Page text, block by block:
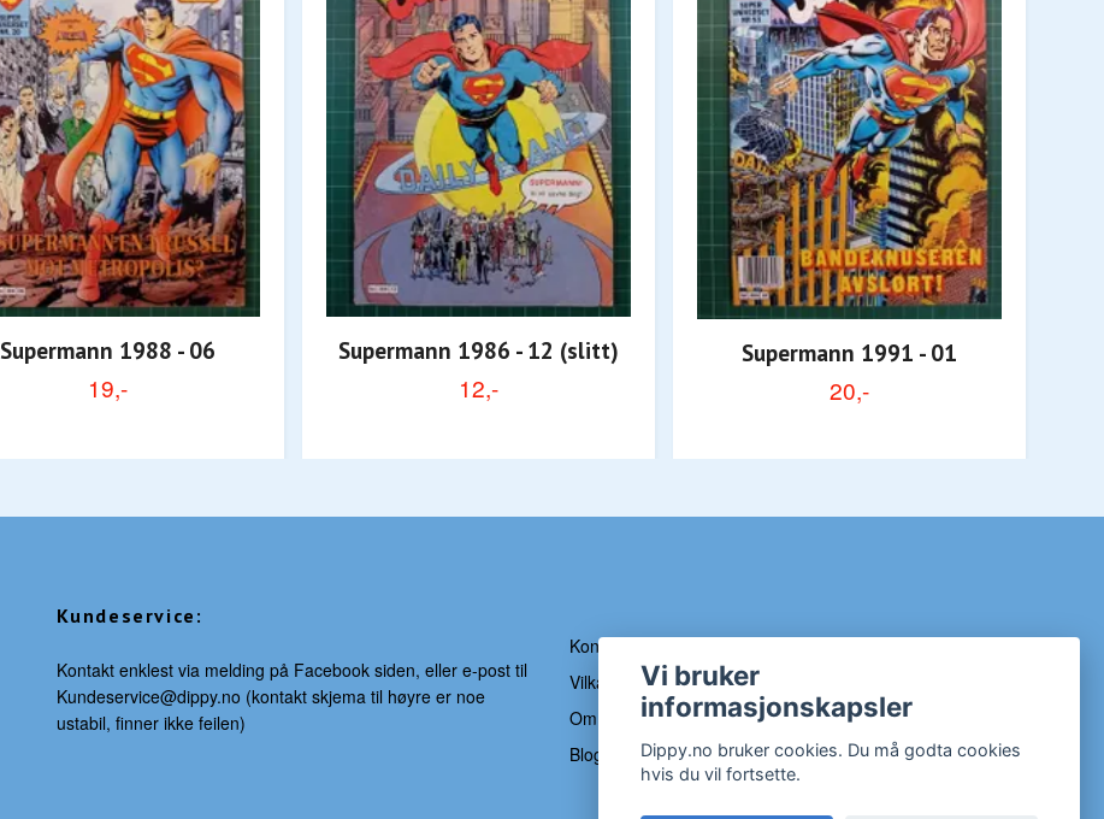
Supermann 1988 - 06
19,-
Supermann 1986 - 12 (slitt)
12,-
Supermann 1991 - 01
20,-
Kundeservice:
Kontakt enklest via melding på Facebook siden, eller e-post til
Kundeservice@dippy.no (kontakt skjema til høyre er noe
ustabil, finner ikke feilen)
Kontakt
Vilkår og betingelser
Om Dippy
Blogg
Vi bruker
informasjonskapsler
Dippy.no bruker cookies. Du må godta cookies
hvis du vil fortsette.